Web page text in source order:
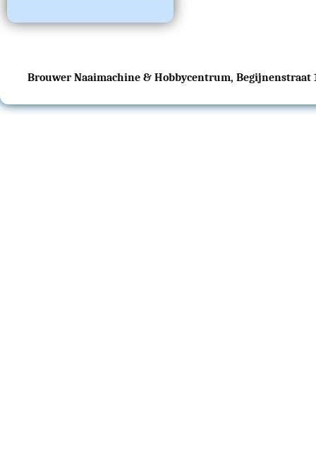
Brouwer Naaimachine & Hobbycentrum, Begijnenstraat